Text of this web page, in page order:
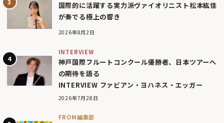
国際的に活躍する実力派ヴァイオリニスト松本紘佳
が奏でる極上の響き
2026年8月2日
INTERVIEW
神戸国際フルートコンクール優勝者、日本ツアーへ
の期待を語る
INTERVIEW ファビアン・ヨハネス・エッガー
2026年7月28日
FROM編集部